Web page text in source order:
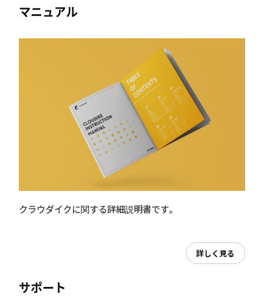
マニュアル
クラウダイクに関する詳細説明書です。
詳しく見る
サポート